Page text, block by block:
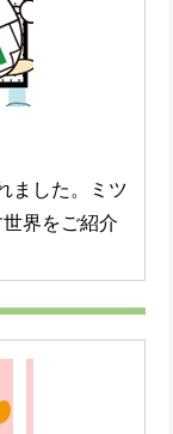
ました。ミツ
界をご紹介